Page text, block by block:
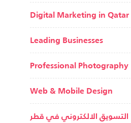
Digital Marketing in Qatar
Leading Businesses
Professional Photography
Web & Mobile Design
التسويق الالكتروني في قطر